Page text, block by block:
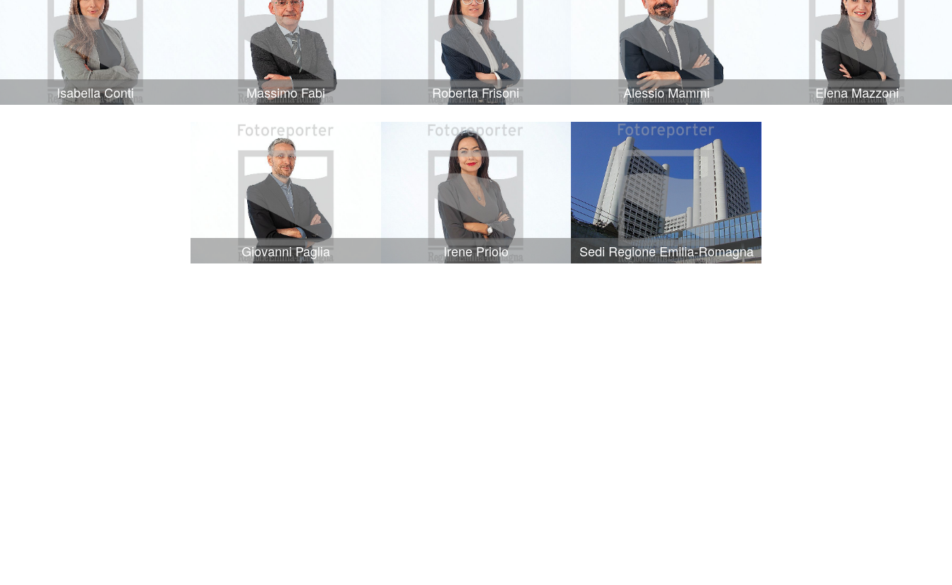
Isabella Conti Massimo Fabi Roberta Frisoni Alessio Mammi Elena Mazzoni
Giovanni Paglia Irene Priolo Sedi Regione Emilia-Romagna